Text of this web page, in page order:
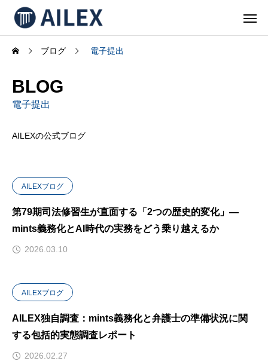
ブログ 電子提出
BLOG
電子提出
AILEXの公式ブログ
AILEXブログ
第79期司法修習生が直面する「2つの歴史的変化」—
mints義務化とAI時代の実務をどう乗り越えるか
2026.03.10
AILEXブログ
AILEX独自調査：mints義務化と弁護士の準備状況に関
する包括的実態調査レポート
2026.02.27